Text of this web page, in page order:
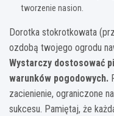
tworzenie nasion.
Dorotka stokrotkowata
ozdobą twojego ogrodu
Wystarczy dostosować
warunków pogodowych.
zacienienie, ograniczone
sukcesu. Pamiętaj, że